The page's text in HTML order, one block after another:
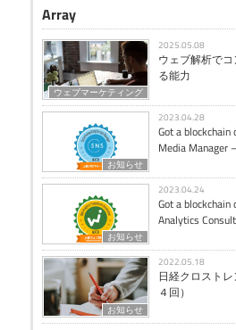
Array
ウェブマーケティング
2025.05.08
ウェブ解析で
る能力
お知らせ
2023.04.28
Got a blockchain
Media Manager
お知らせ
2023.04.24
Got a blockchain
Analytics
お知らせ
2022.05.18
日経クロスト
４回）